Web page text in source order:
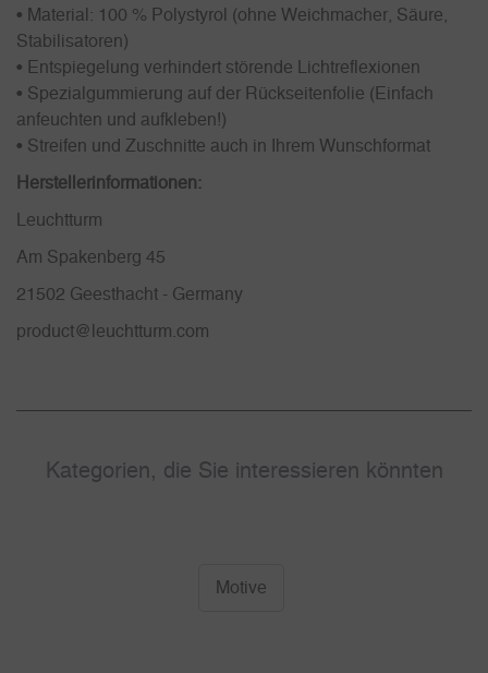
• Material: 100 % Polystyrol (ohne Weichmacher, Säure,
Stabilisatoren)
• Entspiegelung verhindert störende Lichtreflexionen
• Spezialgummierung auf der Rückseitenfolie (Einfach
anfeuchten und aufkleben!)
• Streifen und Zuschnitte auch in Ihrem Wunschformat
Herstellerinformationen:
Leuchtturm
Am Spakenberg 45
21502 Geesthacht - Germany
product@leuchtturm.com
Kategorien, die Sie interessieren könnten
Motive